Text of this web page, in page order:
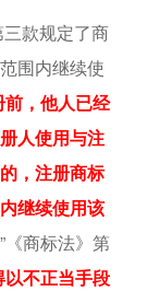
款规定了商
围内继续使
，他人已经
人使用与注
，注册商标
继续使用该
《商标法》第
以不正当手段